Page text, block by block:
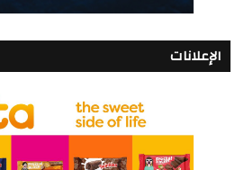
الإعلانات